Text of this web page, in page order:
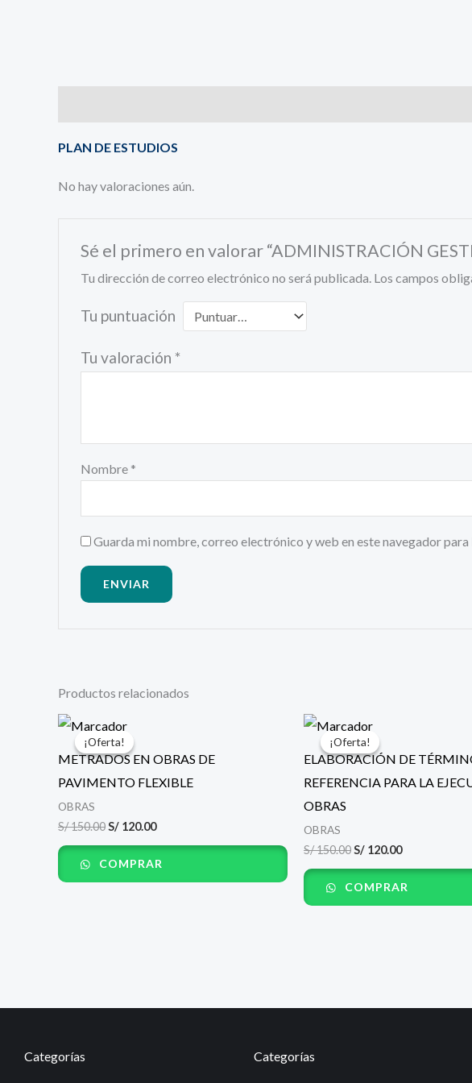
PLAN DE ESTUDIOS
No hay valoraciones aún.
Sé el primero en valorar “ADMINISTRACIÓN
Tu dirección de correo electrónico no será publicada. Los campos
Tu puntuación
Tu valoración *
Nombre *
Guarda mi nombre, correo electrónico y web en este navegador para
Productos relacionados
¡Oferta!
¡Oferta!
METRADOS EN OBRAS DE
PAVIMENTO FLEXIBLE
OBRAS
S/150.00
El
precio
original
era:
S/ 150.00.
S/ 120.00
es:
S/ 120.00.
COMPRAR
¡Oferta!
¡Oferta!
ELABORACIÓN DE
REFERENCIA PARA LA
OBRAS
OBRAS
S/150.00
El
precio
original
era:
S/ 150.00.
S/ 120.00
es:
S/ 120.00.
COMPRAR
Categorías Categorías